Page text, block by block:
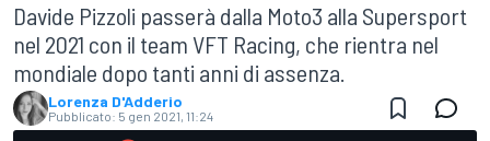
Davide Pizzoli passerà dalla Moto3 alla Supersport
nel 2021 con il team VFT Racing, che rientra nel
mondiale dopo tanti anni di assenza.
Lorenza D'Adderio
Pubblicato: 5 gen 2021, 11:24